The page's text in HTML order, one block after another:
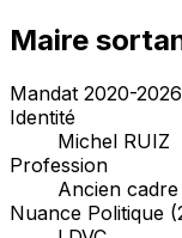
Maire
Mandat 2020-2026
Identité
Michel RUIZ
Profession
Ancien cadre
Nuance Politique